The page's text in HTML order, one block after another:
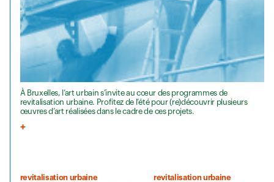
À Bruxelles, l’art urbain s’invite au cœur des programmes de
revitalisation urbaine. Profitez de l’été pour (re)découvrir plusieurs
œuvres d’art réalisées dans le cadre de ces projets.
revitalisation urbaine revitalisation urbaine